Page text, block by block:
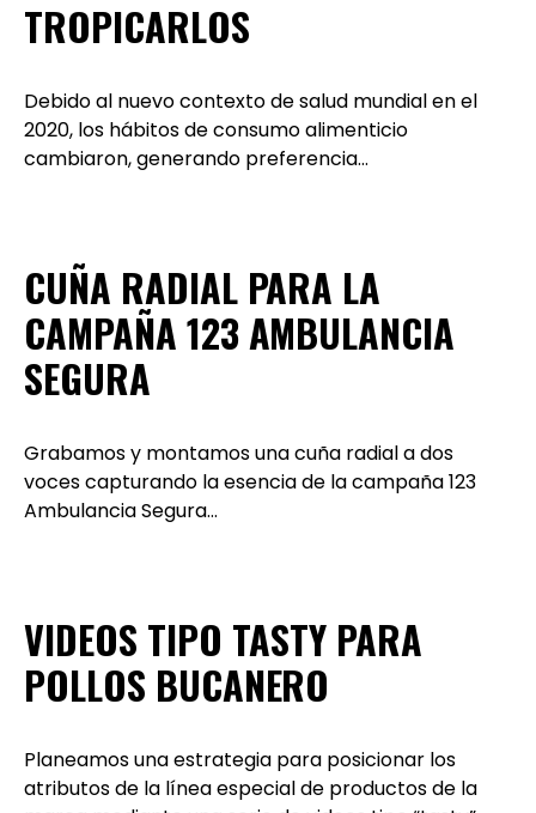
TROPICARLOS
Debido al nuevo contexto de salud mundial en el
2020, los hábitos de consumo alimenticio
cambiaron, generando preferencia…
CUÑA RADIAL PARA LA
CAMPAÑA 123 AMBULANCIA
SEGURA
Grabamos y montamos una cuña radial a dos
voces capturando la esencia de la campaña 123
Ambulancia Segura…
VIDEOS TIPO TASTY PARA
POLLOS BUCANERO
Planeamos una estrategia para posicionar los
atributos de la línea especial de productos de la